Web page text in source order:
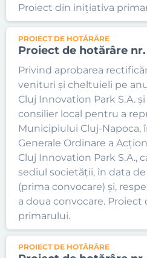
Proiect din inițiativa
PROIECT DE HOTĂRÂRE
Proiect de hotărâre
Privind aprobarea
venituri și cheltuieli pe
Cluj Innovation Park S.A.
consilier local pentru a
Municipiului Cluj-Napoca,
Generale Ordinare a
Cluj Innovation Park S.A.,
sediul societății, în data de
(prima convocare) și,
a doua convocare.
primarului.
PROIECT DE HOTĂRÂRE